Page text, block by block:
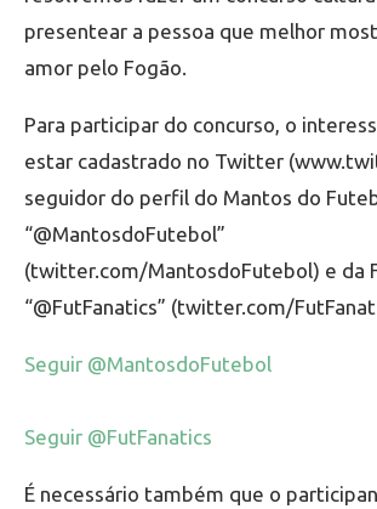
presentear a pessoa que melhor
amor pelo Fogão.
Para participar do concurso, o
estar cadastrado no Twitter
seguidor do perfil do Mantos do
“@MantosdoFutebol”
(twitter.com/MantosdoFutebol) e da
“@FutFanatics” (twitter.com/
Seguir @MantosdoFutebol
Seguir @FutFanatics
É necessário também que o